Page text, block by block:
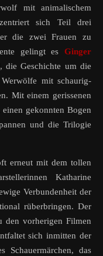
mit animalischem
sich Teil drei
die zwei Frauen zu
gelingt es Ginger
die Geschichte um die
mit schaurig-
Mit einem gerissenen
gekonnten Bogen
und die Trilogie
erneut mit dem tollen
Katharine
Verbundenheit der
rüberbringen. Der
den vorherigen Filmen
sich inmitten der
Schauermärchen, das